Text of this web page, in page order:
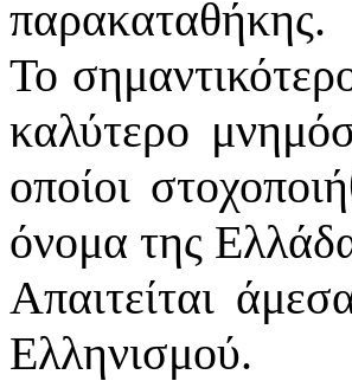
παρακαταθήκης.
Το
καλύτερο
οποίοι
όνομα της
Απαιτείται
Ελληνισμού.